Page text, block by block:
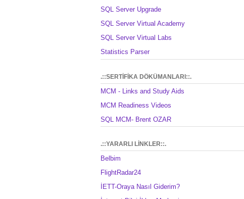
SQL Server Upgrade
SQL Server Virtual Academy
SQL Server Virtual Labs
Statistics Parser
.::SERTİFİKA DÖKÜMANLARI::.
MCM - Links and Study Aids
MCM Readiness Videos
SQL MCM- Brent OZAR
.::YARARLI LİNKLER::.
Belbim
FlightRadar24
İETT-Oraya Nasıl Giderim?